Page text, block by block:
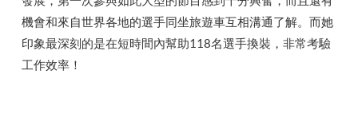
機會和來自世界各地的選手同坐旅遊車互相溝通了解。而她
印象最深刻的是在短時間內幫助118名選手換裝，非常考驗
工作效率！